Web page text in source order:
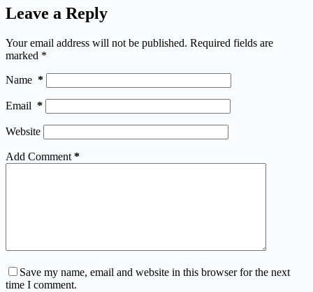
Leave a Reply
Your email address will not be published. Required fields are
marked *
Name *
Email *
Website
Add Comment *
Save my name, email and website in this browser for the next
time I comment.